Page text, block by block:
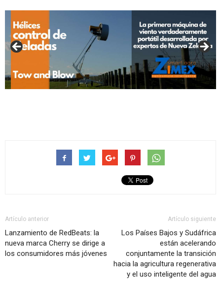
Artículo anterior
Lanzamiento de RedBeats: la
nueva marca Cherry se dirige a
los consumidores más jóvenes
Artículo siguiente
Los Países Bajos y Sudáfrica
están acelerando
conjuntamente la transición
hacia la agricultura regenerativa
y el uso inteligente del agua